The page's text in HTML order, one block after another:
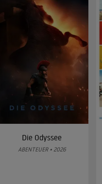
Die Odyssee
ABENTEUER • 2026